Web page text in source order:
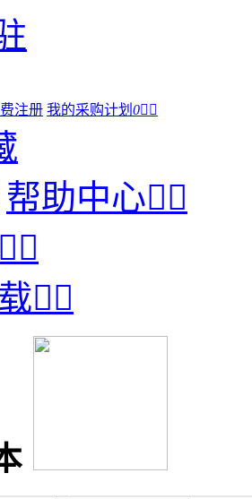
注册 我的采购计划 0 
帮助中心

